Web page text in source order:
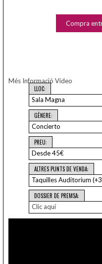
Compra
Més Informació Vídeo
LLOC:
Sala Magna
GÈNERE:
Concierto
PREU:
Desde 45€
ALTRES PUNTS DE VENDA:
Taquilles Auditorium
DOSSIER DE PREMSA:
Clic aquí